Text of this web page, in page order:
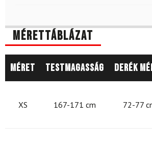
Mérettáblázat
Méret Testmagasság Derék
XS 167-171 cm 72-77